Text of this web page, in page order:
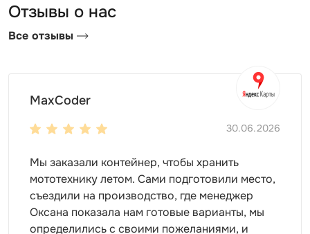
Дровницы SKOGGY могут иметь разнообразный
дизайн:
с изображениями (фотографии, логотипы,
Отзывы о нас
Все отзывы
MaxCoder
30.06.2026
Мы заказали контейнер, чтобы хранить
мототехнику летом. Сами подготовили место,
съездили на производство, где менеджер
Оксана показала нам готовые варианты, мы
определились с своими пожеланиями, и